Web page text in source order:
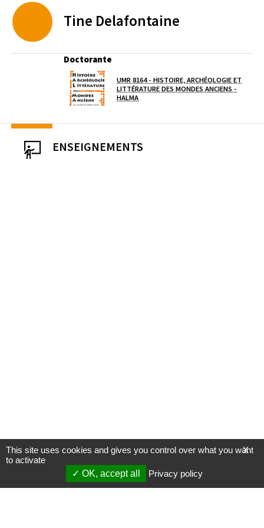
Tine Delafontaine
Doctorante
Laboratoire / équipe
UMR 8164 - HISTOIRE, ARCHÉOLOGIE ET
LITTÉRATURE DES MONDES ANCIENS -
HALMA(OUVERTURE DANS UNE NOUVELLE
ENSEIGNEMENTS
X
This site uses cookies and gives you control over what you want
to activate
OK, accept all
Privacy policy